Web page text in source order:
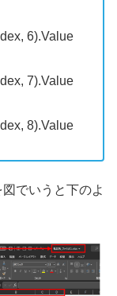
6).Value
7).Value
8).Value
でいうと下のよ